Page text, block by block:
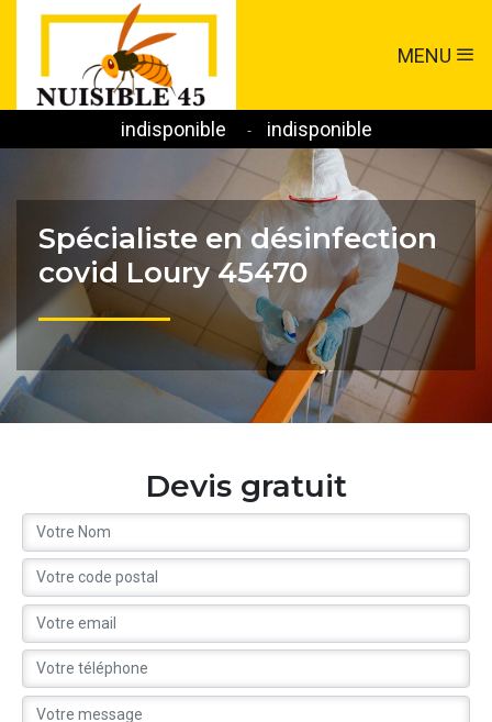
MENU
indisponible - indisponible
Spécialiste en désinfection
covid Loury 45470
Devis gratuit